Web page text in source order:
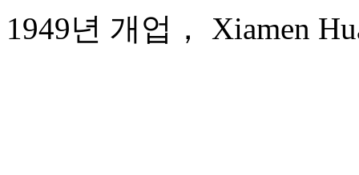
1949년 개업， Xiamen